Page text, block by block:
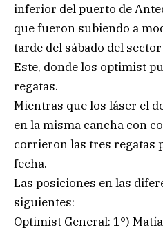
inferior del puerto de
que fueron subiendo a
tarde del sábado del
Este, donde los optimist
regatas.
Mientras que los láser el
en la misma cancha con
corrieron las tres regatas
fecha.
Las posiciones en las
siguientes:
Optimist General: 1°)